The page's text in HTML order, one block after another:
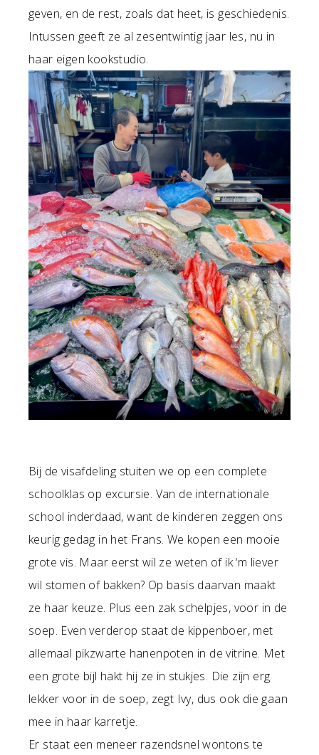
geven, en de rest, zoals dat heet, is geschiedenis.
Intussen geeft ze al zesentwintig jaar les, nu in
haar eigen kookstudio.
Bij de visafdeling stuiten we op een complete
schoolklas op excursie. Van de internationale
school inderdaad, want de kinderen zeggen ons
keurig gedag in het Frans. We kopen een mooie
grote vis. Maar eerst wil ze weten of ik ‘m liever
wil stomen of bakken? Op basis daarvan maakt
ze haar keuze. Plus een zak schelpjes, voor in de
soep. Even verderop staat de kippenboer, met
allemaal pikzwarte hanenpoten in de vitrine. Met
een grote bijl hakt hij ze in stukjes. Die zijn erg
lekker voor in de soep, zegt Ivy, dus ook die gaan
mee in haar karretje.
Er staat een meneer razendsnel wontons te